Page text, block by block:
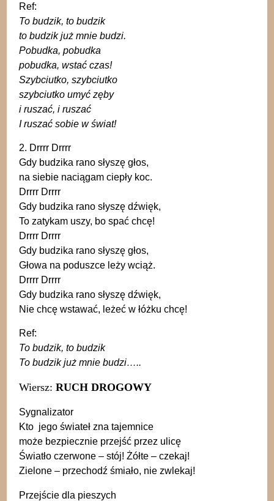
Ref:
To budzik, to budzik
to budzik już mnie budzi.
Pobudka, pobudka
pobudka, wstać czas!
Szybciutko, szybciutko
szybciutko umyć zęby
i ruszać, i ruszać
I ruszać sobie w świat!
2. Drrrr Drrrr
Gdy budzika rano słyszę głos,
na siebie naciągam ciepły koc.
Drrrr Drrrr
Gdy budzika rano słyszę dźwięk,
To zatykam uszy, bo spać chcę!
Drrrr Drrrr
Gdy budzika rano słyszę głos,
Głowa na poduszce leży wciąż.
Drrrr Drrrr
Gdy budzika rano słyszę dźwięk,
Nie chcę wstawać, leżeć w łóżku chcę!
Ref:
To budzik, to budzik
To budzik już mnie budzi…..
Wiersz: RUCH DROGOWY
Sygnalizator
Kto jego świateł zna tajemnice
może bezpiecznie przejść przez ulicę
Światło czerwone – stój! Żółte – czekaj!
Zielone – przechodź śmiało, nie zwlekaj!
Przejście dla pieszych